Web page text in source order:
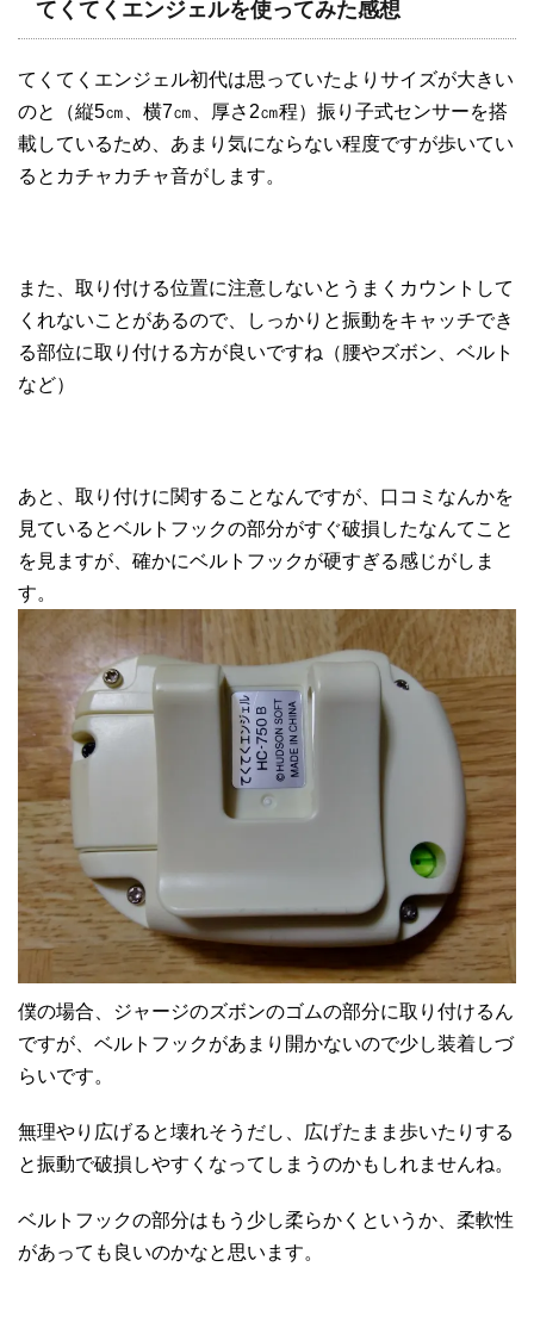
てくてくエンジェルを使ってみた感想
てくてくエンジェル初代は思っていたよりサイズが大きい
のと（縦5㎝、横7㎝、厚さ2㎝程）振り子式センサーを搭
載しているため、あまり気にならない程度ですが歩いてい
るとカチャカチャ音がします。
また、取り付ける位置に注意しないとうまくカウントして
くれないことがあるので、しっかりと振動をキャッチでき
る部位に取り付ける方が良いですね（腰やズボン、ベルト
など）
あと、取り付けに関することなんですが、口コミなんかを
見ているとベルトフックの部分がすぐ破損したなんてこと
を見ますが、確かにベルトフックが硬すぎる感じがしま
す。
僕の場合、ジャージのズボンのゴムの部分に取り付けるん
ですが、ベルトフックがあまり開かないので少し装着しづ
らいです。
無理やり広げると壊れそうだし、広げたまま歩いたりする
と振動で破損しやすくなってしまうのかもしれませんね。
ベルトフックの部分はもう少し柔らかくというか、柔軟性
があっても良いのかなと思います。